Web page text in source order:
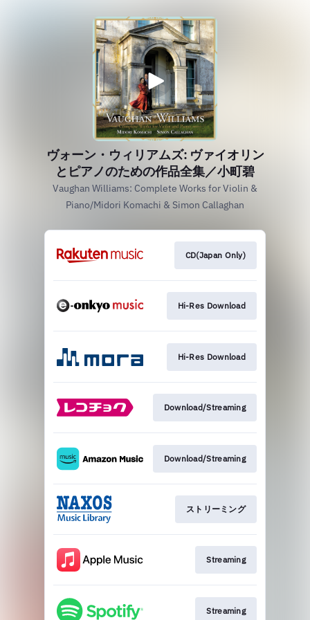
ヴォーン・ウィリアムズ: ヴァイオリン
とピアノのための作品全集／小町碧
Vaughan Williams: Complete Works for Violin &
Piano/Midori Komachi & Simon Callaghan
CD(Japan Only)
Hi-Res Download
Hi-Res Download
Download/Streaming
Download/Streaming
ストリーミング
Streaming
Streaming